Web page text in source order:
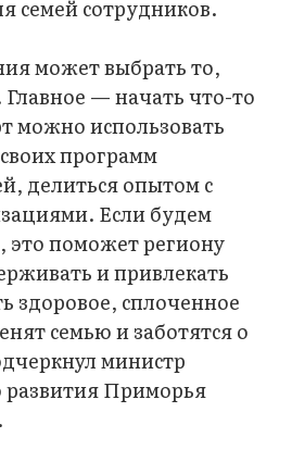
семей сотрудников.
может выбрать то,
— начать что-то
можно использовать
программ
делиться опытом с
Если будем
это поможет региону
и привлекать
здоровое, сплоченное
семью и заботятся о
министр
развития Приморья
.